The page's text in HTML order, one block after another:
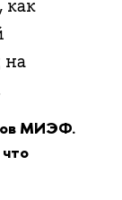
на
МИЭФ.